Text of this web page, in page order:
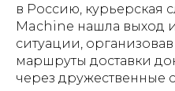
в Россию, курьерская
Machine нашла выход
ситуации,
маршруты доставки
через дружественные